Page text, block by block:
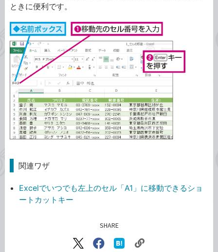
ときに便利です。
関連ワザ
Excelでいつでも左上のセル「A1」に移動できるショ
ートカットキー
SHARE
X（旧
Facebook